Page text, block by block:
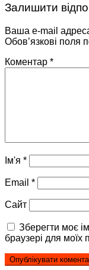
Залишити
Ваша e-mail
Обов’язкові поля
Коментар *
Ім'я *
Email *
Сайт
Зберегти моє
браузері для моїх